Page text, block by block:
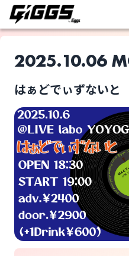
ライブ体験をもっ
に。
2025.10.06
はぁどでぃずないと
yukino
凪
このライブの取り